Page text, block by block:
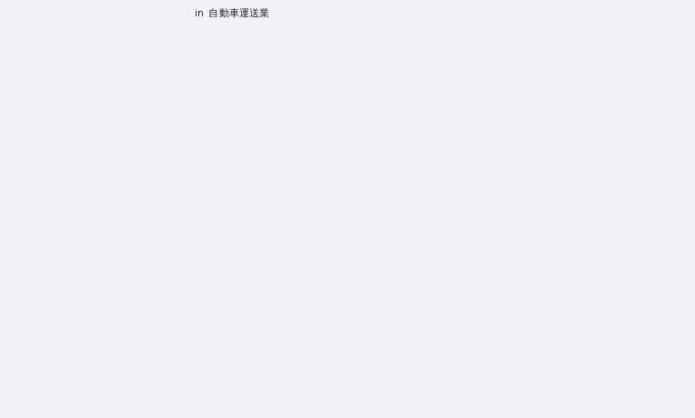
in 自動車運送業